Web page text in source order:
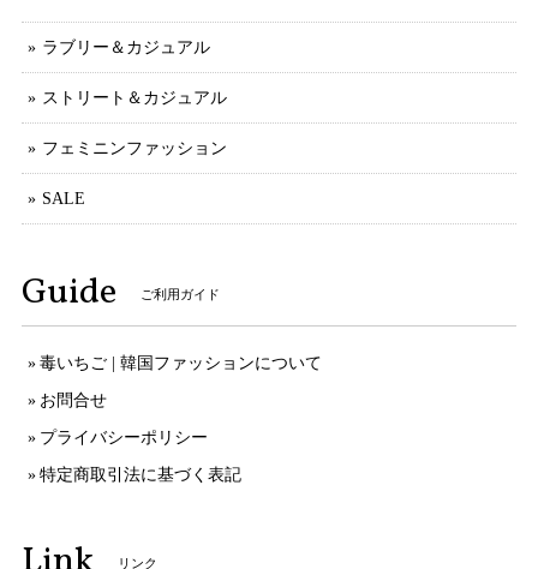
ラブリー＆カジュアル
ストリート＆カジュアル
フェミニンファッション
SALE
Guide ご利用ガイド
毒いちご | 韓国ファッションについて
お問合せ
プライバシーポリシー
特定商取引法に基づく表記
リンク